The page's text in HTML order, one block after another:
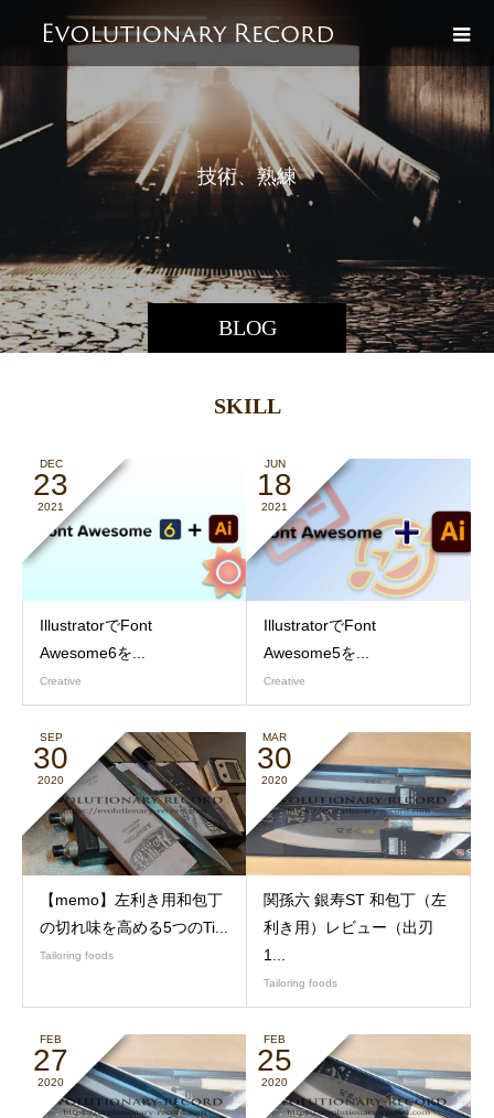
BLOG
技術、熟練
SKILL
DEC
23
2021
IllustratorでFont
Awesome6を...
Creative
JUN
18
2021
IllustratorでFont
Awesome5を...
Creative
SEP
30
2020
【memo】左利き用和包丁
の切れ味を高める5つのTi...
Tailoring foods
MAR
30
2020
関孫六 銀寿ST 和包丁（左
利き用）レビュー（出刃
1...
Tailoring foods
FEB
27
2020
FEB
25
2020